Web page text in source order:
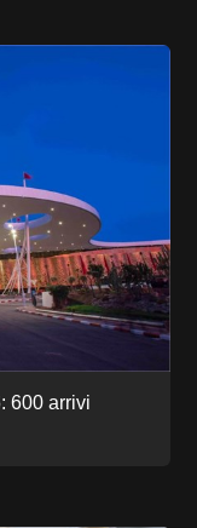
600 arrivi